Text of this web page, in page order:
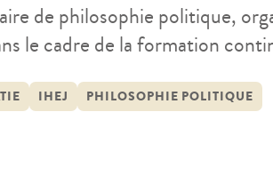
de philosophie politique,
le cadre de la formation
de la démocratie libérale,
IHEJ PHILOSOPHIE POLITIQUE